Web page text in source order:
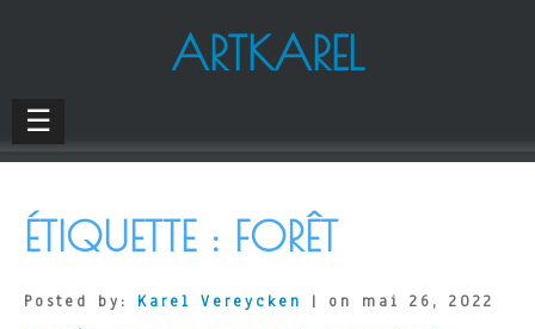
ARTKAREL
☰
ÉTIQUETTE : FORÊT
Posted by: Karel Vereycken | on mai 26, 2022